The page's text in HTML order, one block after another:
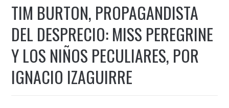
TIM BURTON, PROPAGANDISTA
DEL DESPRECIO: MISS PEREGRINE
Y LOS NIÑOS PECULIARES, POR
IGNACIO IZAGUIRRE